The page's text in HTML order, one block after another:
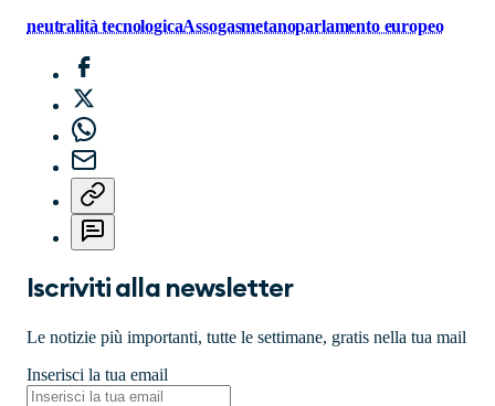
neutralità tecnologicaAssogasmetanoparlamento europeo
Iscriviti alla newsletter
Le notizie più importanti, tutte le settimane, gratis nella tua mail
Inserisci la tua email